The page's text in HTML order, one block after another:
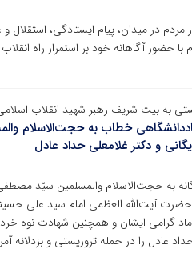
در میدان، پیام ایستادگی، استقلال
حضور آگاهانه خود بر استمرار راه انقلاب
به بیت شریف رهبر شهید انقلاب
خطاب به حجت‌الاسلام
و دکتر غلامعلی حداد عادل
به حجت‌الاسلام والمسلمین سیّد
حضرت آیت‌الله العظمی امام سید علی
گرامی ایشان و همچنین شهادت نوه
عادل را در حمله تروریستی و بزدلانه